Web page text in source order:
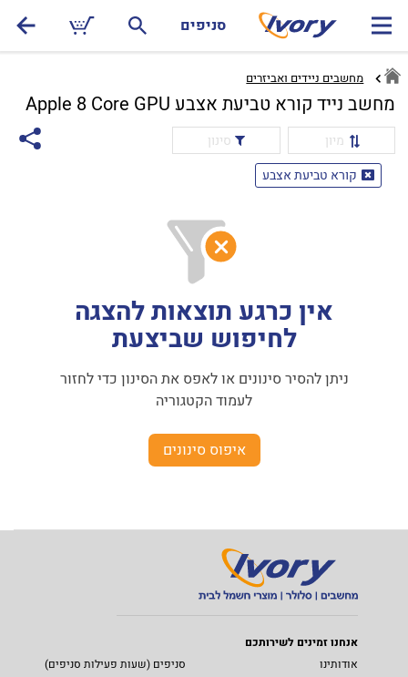
סניפים
מחשבים ניידים ואביזרים
מחשב נייד קורא טביעת אצבע Apple 8 Core GPU
מיון
סינון
קורא טביעת אצבע
אין כרגע תוצאות להצגה
לחיפוש שביצעת
ניתן להסיר סינונים או לאפס את הסינון כדי לחזור
לעמוד הקטגוריה
איפוס סינונים
אנחנו זמינים לשירותכם
אודותינו
סניפים (שעות פעילות סניפים)